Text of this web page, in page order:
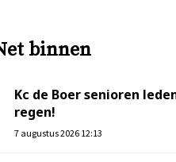
binnen
Kc de Boer senioren
regen!
7 augustus 2026 12:13